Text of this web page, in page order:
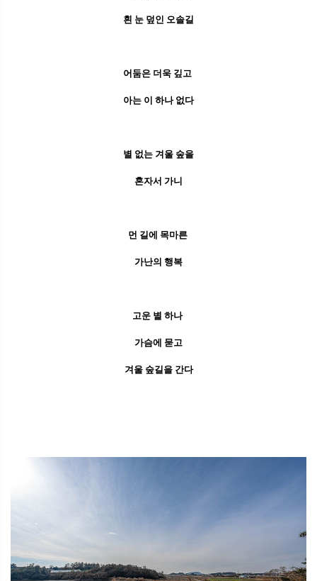
흰 눈 덮인 오솔길
어둠은 더욱 깊고
아는 이 하나 없다
별 없는 겨울 숲을
혼자서 가니
먼 길에 목마른
가난의 행복
고운 별 하나
가슴에 묻고
겨울 숲길을 간다